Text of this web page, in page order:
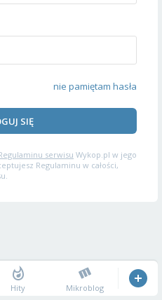
nie pamiętam hasła
SIĘ
serwisu Wykop.pl w jego
Regulaminu w całości,
Hity Mikroblog